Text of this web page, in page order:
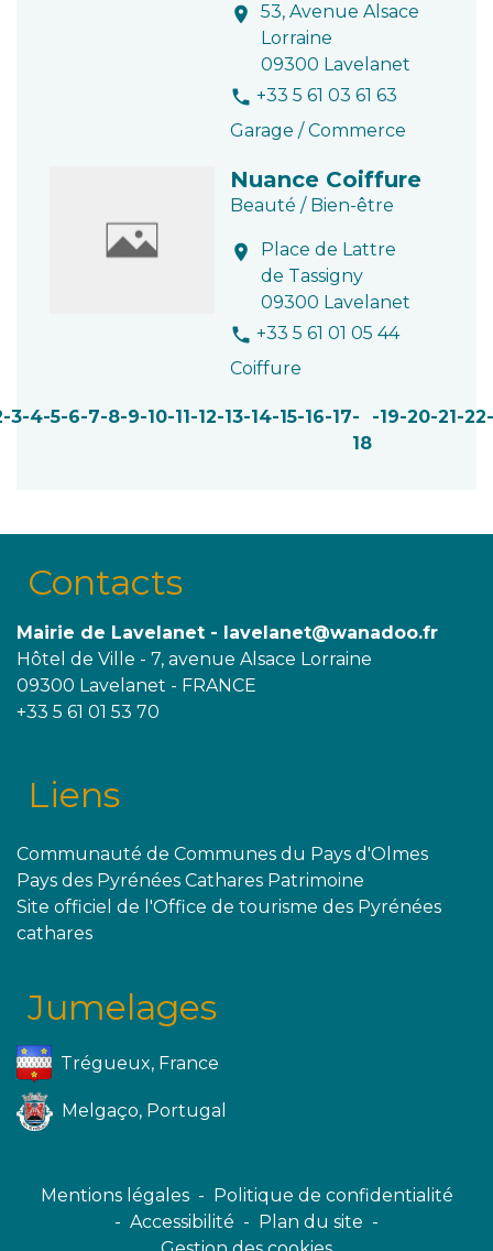
location_on
53, Avenue Alsace
Lorraine
09300 Lavelanet
phone +33 5 61 03 61 63
Garage / Commerce
Nuance Coiffure
Beauté / Bien-être
location_on
Place de Lattre
de Tassigny
09300 Lavelanet
phone +33 5 61 01 05 44
Coiffure
-3-4-5-6-7-8-9-10-11-12-13-14-15-16-17-
18
-19-20-21-22
Contacts
Mairie de Lavelanet - lavelanet@wanadoo.fr
Hôtel de Ville - 7, avenue Alsace Lorraine
09300 Lavelanet - FRANCE
+33 5 61 01 53 70
Liens
Communauté de Communes du Pays d'Olmes
Pays des Pyrénées Cathares Patrimoine
Site officiel de l'Office de tourisme des Pyrénées
cathares
Jumelages
Trégueux, France
Melgaço, Portugal
Mentions légales - Politique de confidentialité
- Accessibilité - Plan du site -